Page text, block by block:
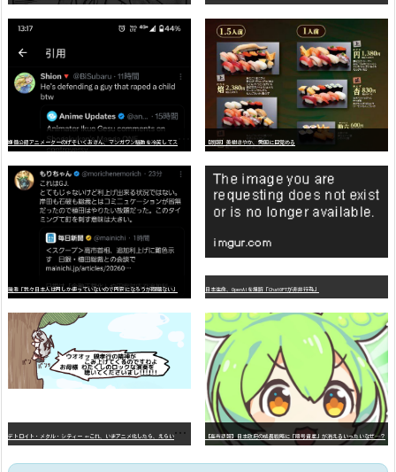
【朗報】美樹さやか、愛国に目覚める
識者「我々日本人は円しか使っていないので円安になろうが問題ない」 日本生命、OpenAIを提訴「ChatGPTが非弁行為」
デ
トロイト・メタル・シティー ⇐これ、いまアニメ化したら、えらいことになってたよな？ 【高市悲報】日本政府の成長戦略に「暗号資産」が消えるいったいなぜ…？